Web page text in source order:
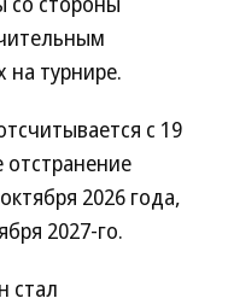
на турнире.
с 19
отстранение
2026 года,
2027-го.
стал